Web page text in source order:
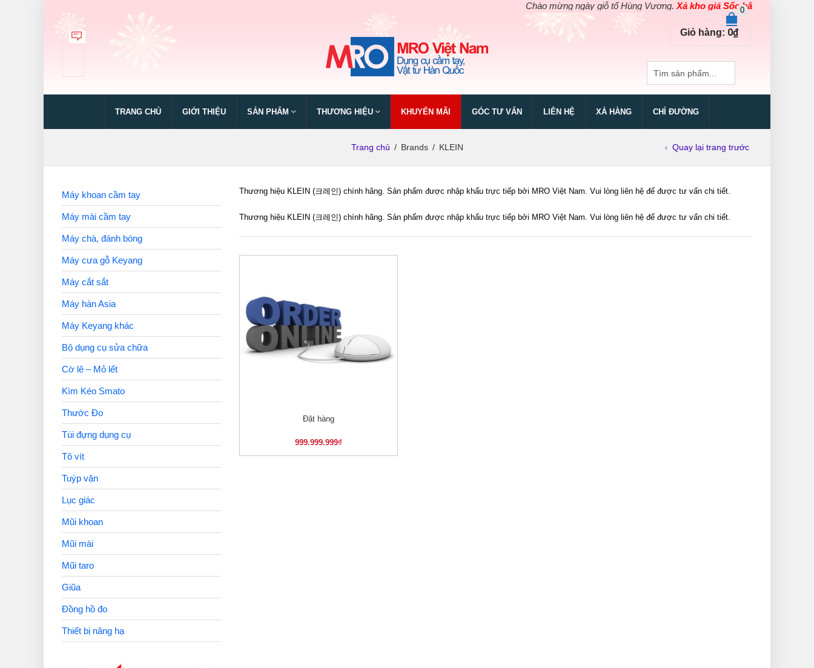
Chào mừng ngày giỗ tổ Hùng Vương.Xả kho giá Sốc bằng giá Gốc
0
Giỏ hàng: 0₫
TRANG CHỦ GIỚI THIỆU SẢN PHẨM THƯƠNG HIỆU KHUYẾN MÃI GÓC TƯ VẤN LIÊN HỆ XẢ HÀNG CHỈ ĐƯỜNG
Trang chủ / Brands / KLEIN Quay lại trang trước
Thương hiệu KLEIN (크레인) chính hãng. Sản phẩm được nhập khẩu trực tiếp bởi MRO Việt Nam. Vui lòng liên hệ để được tư vấn chi tiết.
Thương hiệu KLEIN (크레인) chính hãng. Sản phẩm được nhập khẩu trực tiếp bởi MRO Việt Nam. Vui lòng liên hệ để được tư vấn chi tiết.
XEM NHANH
Đặt hàng
999.999.999₫
Máy khoan cầm tay
Máy mài cầm tay
Máy chà, đánh bóng
Máy cưa gỗ Keyang
Máy cắt sắt
Máy hàn Asia
Máy Keyang khác
Bộ dụng cụ sửa chữa
Cờ lê – Mỏ lết
Kìm Kéo Smato
Thước Đo
Túi đựng dụng cụ
Tô vít
Tuýp vặn
Lục giác
Mũi khoan
Mũi mài
Mũi taro
Giũa
Đồng hồ đo
Thiết bị nâng hạ